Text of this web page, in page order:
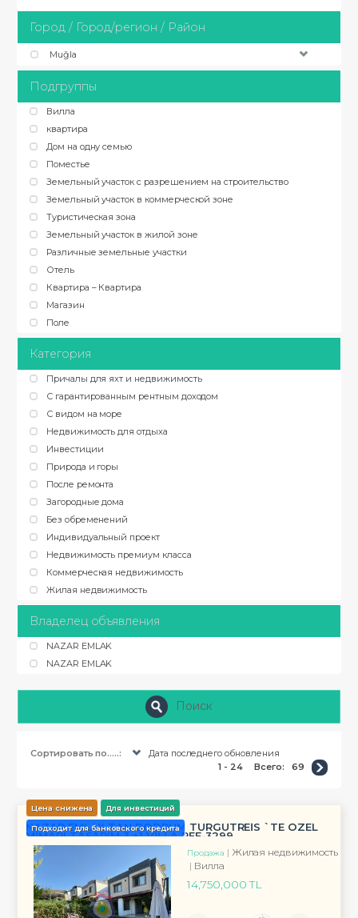
Город / Город/регион / Район
Muğla
Подгруппы
Вилла
квартира
Дом на одну семью
Поместье
Земельный участок с разрешением на строительство
Земельный участок в коммерческой зоне
Туристическая зона
Земельный участок в жилой зоне
Различные земельные участки
Отель
Квартира – Квартира
Магазин
Поле
Категория
Причалы для яхт и недвижимость
С гарантированным рентным доходом
С видом на море
Недвижимость для отдыха
Инвестиции
Природа и горы
После ремонта
Загородные дома
Без обременений
Индивидуальный проект
Недвижимость премиум класса
Коммерческая недвижимость
Жилая недвижимость
Владелец объявления
NAZAR EMLAK
NAZAR EMLAK
Поиск
Сортировать по.....:
Дата последнего обновления
1 - 24
Всего: 69
Цена снижена Для инвестиций
Подходит для банковского кредита
NAZAR EMLAK TAN BODRUM TURGUTREİS `TE ÖZEL
MİMARI TASARIM 3 +1 VİLLA REF-3299 ...
Продажа
Жилая недвижимость
Вилла
14,750,000 TL